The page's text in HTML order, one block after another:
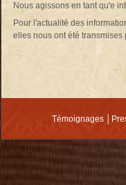
Nous agissons en tant qu'e
Pour l'actualité des
elles nous ont été
Témoignages